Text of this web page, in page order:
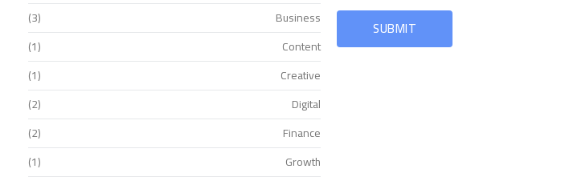
Business
(3)
Content
(1)
Creative
(1)
Digital
(2)
Finance
(2)
Growth
(1)